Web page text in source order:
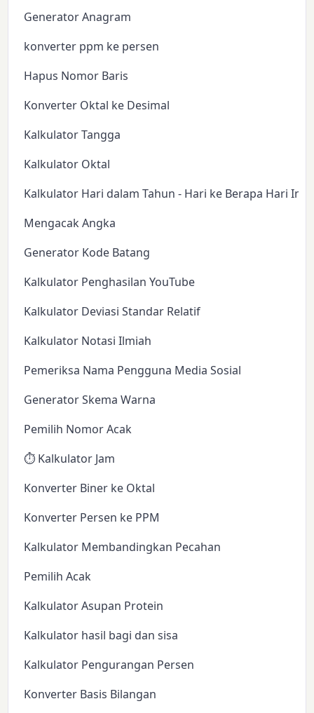
Generator Anagram
konverter ppm ke persen
Hapus Nomor Baris
Konverter Oktal ke Desimal
Kalkulator Tangga
Kalkulator Oktal
Kalkulator Hari dalam Tahun - Hari ke Berapa Hari Ini?
Mengacak Angka
Generator Kode Batang
Kalkulator Penghasilan YouTube
Kalkulator Deviasi Standar Relatif
Kalkulator Notasi Ilmiah
Pemeriksa Nama Pengguna Media Sosial
Generator Skema Warna
Pemilih Nomor Acak
⏱️ Kalkulator Jam
Konverter Biner ke Oktal
Konverter Persen ke PPM
Kalkulator Membandingkan Pecahan
Pemilih Acak
Kalkulator Asupan Protein
Kalkulator hasil bagi dan sisa
Kalkulator Pengurangan Persen
Konverter Basis Bilangan